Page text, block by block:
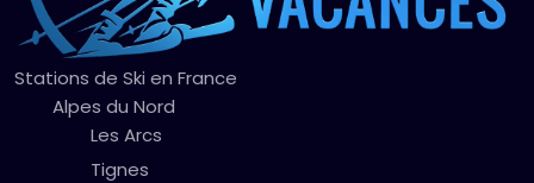
Stations de Ski en France
Alpes du Nord
Les Arcs
Tignes